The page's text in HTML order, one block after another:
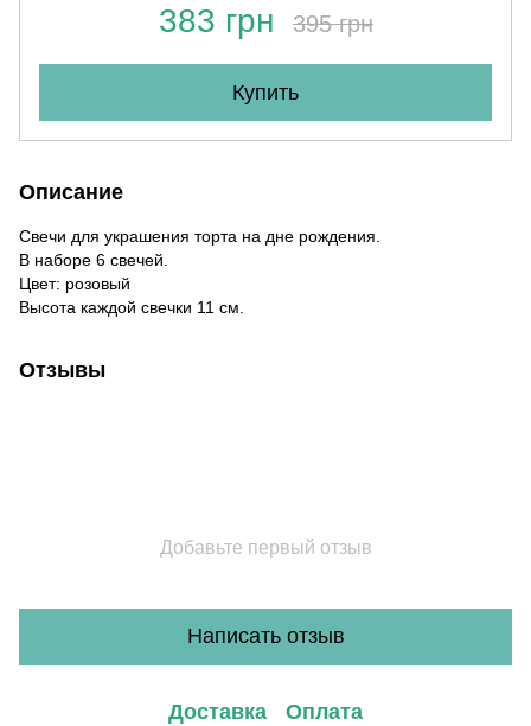
383 грн 395 грн
Купить
Описание
Cвечи для украшения торта на дне рождения.
В наборе 6 свечей.
Цвет: розовый
Высота каждой свечки 11 см.
Отзывы
Добавьте первый отзыв
Написать отзыв
Доставка Оплата